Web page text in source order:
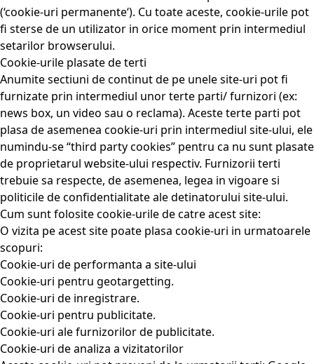
(‘cookie-uri permanente‘). Cu toate aceste, cookie-urile pot
fi sterse de un utilizator in orice moment prin intermediul
setarilor browserului.
Cookie-urile plasate de terti
Anumite sectiuni de continut de pe unele site-uri pot fi
furnizate prin intermediul unor terte parti/ furnizori (ex:
news box, un video sau o reclama). Aceste terte parti pot
plasa de asemenea cookie-uri prin intermediul site-ului, ele
numindu-se “third party cookies” pentru ca nu sunt plasate
de proprietarul website-ului respectiv. Furnizorii terti
trebuie sa respecte, de asemenea, legea in vigoare si
politicile de confidentialitate ale detinatorului site-ului.
Cum sunt folosite cookie-urile de catre acest site:
O vizita pe acest site poate plasa cookie-uri in urmatoarele
scopuri:
Cookie-uri de performanta a site-ului
Cookie-uri pentru geotargetting.
Cookie-uri de inregistrare.
Cookie-uri pentru publicitate.
Cookie-uri ale furnizorilor de publicitate.
Cookie-uri de analiza a vizitatorilor